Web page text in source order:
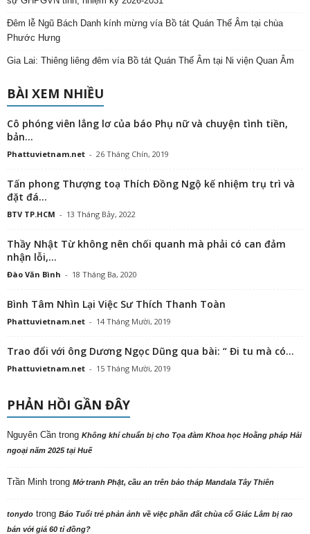
Đêm lễ Ngũ Bách Danh kính mừng vía Bồ tát Quán Thế Âm tại chùa
Phước Hưng
Gia Lai: Thiêng liêng đêm vía Bồ tát Quán Thế Âm tại Ni viện Quan Âm
BÀI XEM NHIỀU
Cô phóng viên lẳng lơ của báo Phụ nữ và chuyện tình tiền,
bản...
Phattuvietnam.net - 26 Tháng Chín, 2019
Tấn phong Thượng toạ Thích Đồng Ngộ kế nhiệm trụ trì và
đặt đá...
BTV TP.HCM - 13 Tháng Bảy, 2022
Thầy Nhật Từ không nên chối quanh mà phải có can đảm
nhận lỗi,...
Đào Văn Bình - 18 Tháng Ba, 2020
Bình Tâm Nhìn Lại Việc Sư Thích Thanh Toàn
Phattuvietnam.net - 14 Tháng Mười, 2019
Trao đổi với ông Dương Ngọc Dũng qua bài: “ Đi tu mà có...
Phattuvietnam.net - 15 Tháng Mười, 2019
PHẢN HỒI GẦN ĐÂY
Nguyên Cần trong Không khí chuẩn bị cho Tọa đàm Khoa học Hoằng pháp Hải
ngoại năm 2025 tại Huế
Trần Minh trong Mở tranh Phật, cầu an trên bảo tháp Mandala Tây Thiên
tonydo trong Báo Tuổi trẻ phản ảnh về việc phần đất chùa cổ Giác Lâm bị rao
bán với giá 60 tỉ đồng?